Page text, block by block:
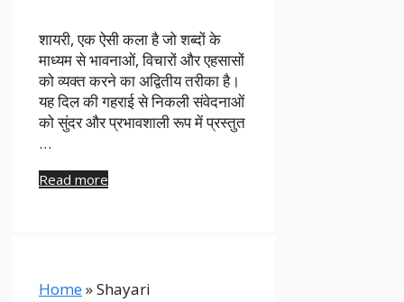
शायरी, एक ऐसी कला है जो शब्दों के
माध्यम से भावनाओं, विचारों और एहसासों
को व्यक्त करने का अद्वितीय तरीका है।
यह दिल की गहराई से निकली संवेदनाओं
को सुंदर और प्रभावशाली रूप में प्रस्तुत
…
Read more
Home»Shayari